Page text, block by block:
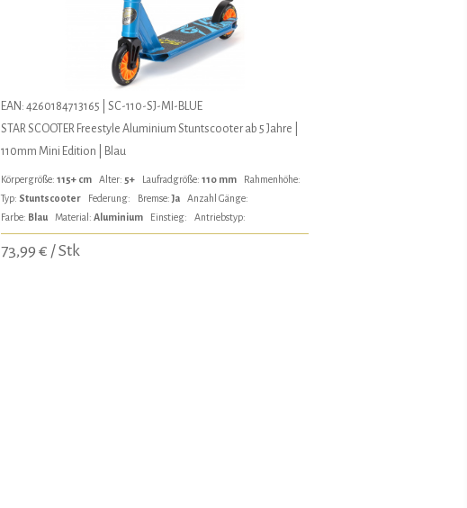
EAN: 4260184713165 | SC-110-SJ-MI-BLUE
STAR SCOOTER Freestyle Aluminium Stuntscooter ab 5 Jahre |
110mm Mini Edition | Blau
Körpergröße: 115+ cm Alter: 5+ Laufradgröße: 110 mm
Rahmenhöhe:
Typ: Stuntscooter Federung: Bremse:Ja
Anzahl Gänge:
Farbe: Blau Material: Aluminium Einstieg: Antriebstyp:
73,99 € / Stk